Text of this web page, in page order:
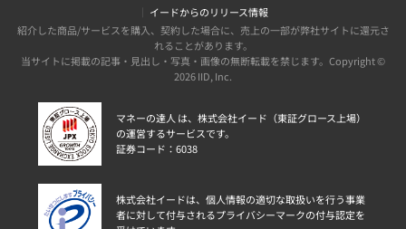
イードからのリリース情報
紹介した商品/サービスを購入、契約した場合に、売上の一部が弊社サイトに還元さ
れることがあります。
当サイトに掲載の記事・見出し・写真・画像の無断転載を禁じます。Copyright ©
2026 IID, Inc.
マネーの達人 は、株式会社イード（東証グロース上場）
の運営するサービスです。
証券コード：6038
株式会社イードは、個人情報の適切な取扱いを行う事業
者に対して付与されるプライバシーマークの付与認定を